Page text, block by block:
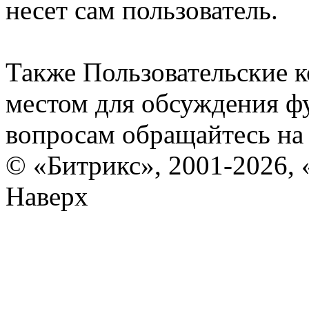
несет сам пользователь.
Также Пользовательские
местом для обсуждения
вопросам обращайтесь
© «Битрикс», 2001-2026,
Наверх